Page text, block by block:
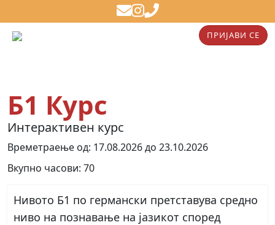
ПРИЈАВИ СЕ
Б1 Курс
Интерактивен курс
Времетраење од: 17.08.2026 до 23.10.2026
Вкупно часови: 70
Нивото Б1 по германски претставува средно
ниво на познавање на јазикот според